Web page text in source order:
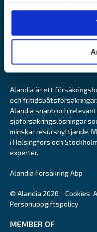
Alandia är ett
och
Alandia snabb och
sjöförsäkringslösningar
minskar resursnyttjande.
i Helsingfors och
experter.
Alandia Försäkring Abp
© Alandia 2026 Cookies
Personuppgiftspolicy
MEMBER OF